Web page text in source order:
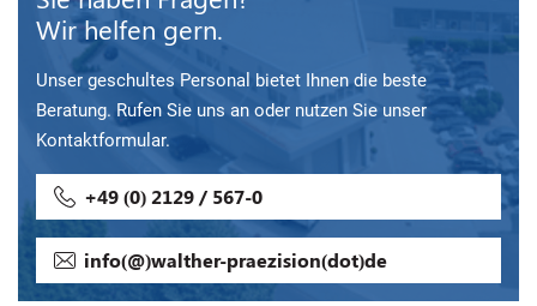
Wir helfen gern.
Unser geschultes Personal bietet Ihnen die beste
Beratung. Rufen Sie uns an oder nutzen Sie unser
Kontaktformular.
+49 (0) 2129 / 567-0
info(@)walther-praezision(dot)de